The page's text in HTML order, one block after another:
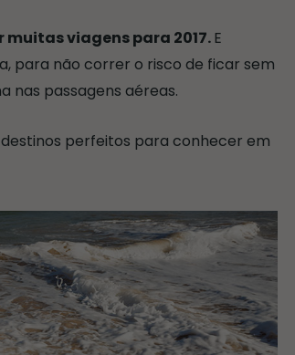
muitas viagens para 2017.E
para não correr o risco de ficar sem
nas passagens aéreas.
perfeitos para conhecer em